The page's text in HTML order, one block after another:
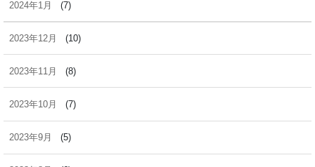
2024年1月 (7)
2023年12月 (10)
2023年11月 (8)
2023年10月 (7)
2023年9月 (5)